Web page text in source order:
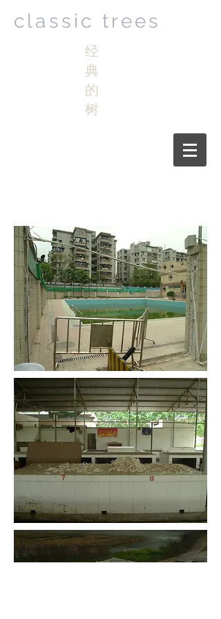
classic trees
经
典
的
树